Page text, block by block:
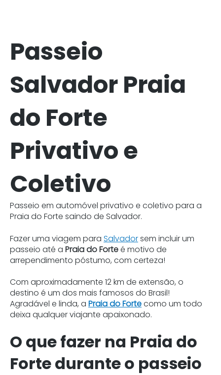
Passeio
Salvador Praia
do Forte
Privativo e
Coletivo
Passeio em automóvel privativo e coletivo para a
Praia do Forte saindo de Salvador.
Fazer uma viagem para Salvadorsem incluir um
passeio até a Praia do Forteé motivo de
arrependimento póstumo, com certeza!
Com aproximadamente 12 km de extensão, o
destino é um dos mais famosos do Brasil!
Agradável e linda, a Praia do Fortecomo um todo
deixa qualquer viajante apaixonado.
O que fazer na Praia do
Forte durante o passeio